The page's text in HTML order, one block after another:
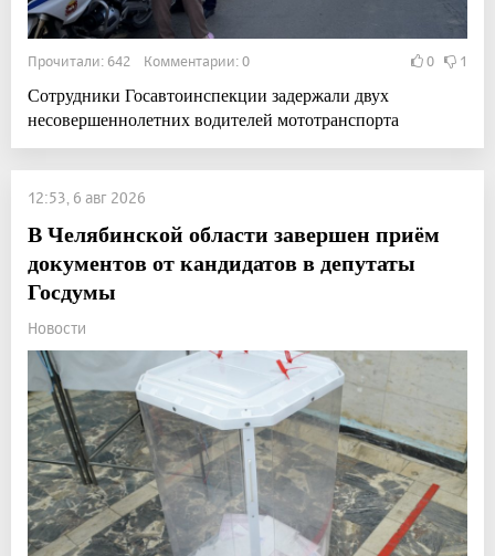
Прочитали: 642 Комментарии: 0 0 1
Сотрудники Госавтоинспекции задержали двух
несовершеннолетних водителей мототранспорта
12:53, 6 авг 2026
В Челябинской области завершен приём
документов от кандидатов в депутаты
Госдумы
Новости